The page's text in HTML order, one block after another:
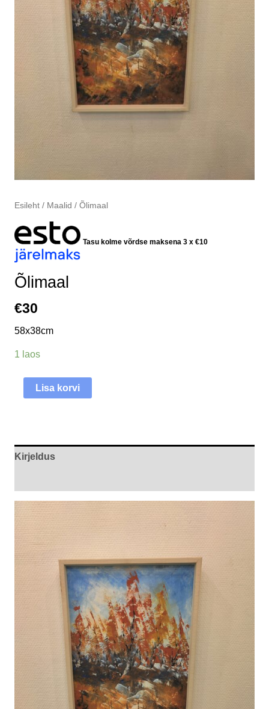
Esileht/ Maalid / Õlimaal
Tasu kolme võrdse maksena 3 x €10
Õlimaal
€30
58x38cm
1 laos
Lisa korvi
Kirjeldus